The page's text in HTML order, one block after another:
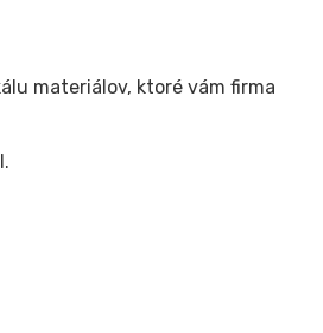
materiálov, ktoré vám firma